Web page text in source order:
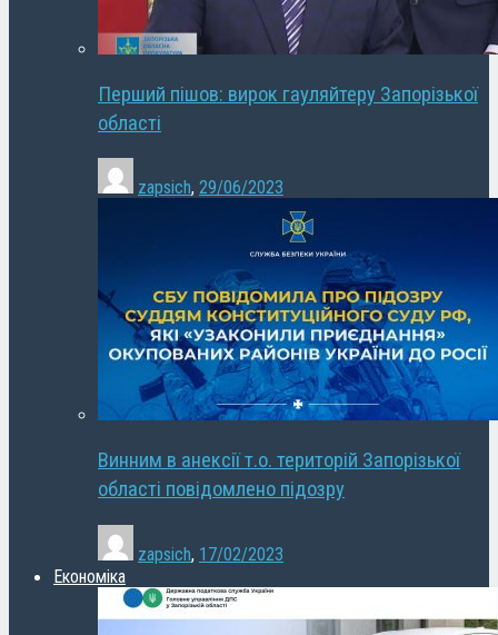
Перший пішов: вирок гауляйтеру Запорізької
області
zapsich, 29/06/2023
Винним в анексії т.о. територій Запорізької
області повідомлено підозру
zapsich, 17/02/2023
Економіка